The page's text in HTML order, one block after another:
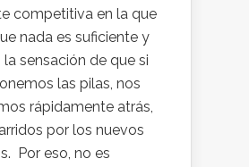
competitiva en la que
nada es suficiente y
sensación de que si
las pilas, nos
rápidamente atrás,
por los nuevos
Por eso, no es